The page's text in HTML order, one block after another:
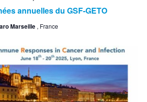
annuelles du GSF-GETO
Marseille , France